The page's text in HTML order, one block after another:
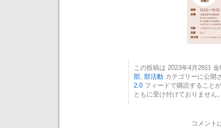
この投稿は 2023年4月28日
部, 部活動 カテゴリーに公開
2.0 フィードで購読すること
ともに受け付けておりません
コメント